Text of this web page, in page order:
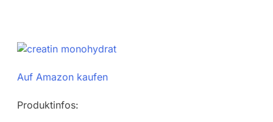
Auf Amazon kaufen
Produktinfos: